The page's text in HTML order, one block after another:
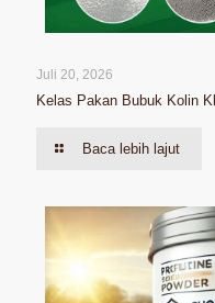
Juli 20, 2026
Kelas Pakan Bubuk Kolin
Baca lebih lajut